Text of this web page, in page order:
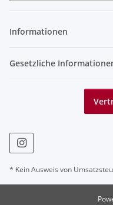
Informationen
Gesetzliche
* Kein Ausweis von